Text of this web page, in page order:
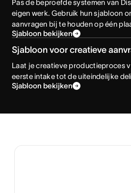
Pas de beproefde systemen van
eigen werk. Gebruik hun sjabloon
aanvragen bij te houden op één
Sjabloon bekijken
Sjabloon voor creatieve
Laat je creatieve productieproces
eerste intake tot de uiteindelijke
Sjabloon bekijken